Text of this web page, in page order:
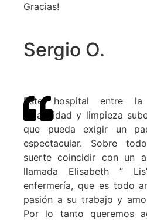
Gracias!
Sergio O.
Este hospital entre la
amabilidad y limpieza
que pueda exigir un
espectacular. Sobre
suerte coincidir con un
llamada Elisabeth ”
enfermería, que es todo
pasión a su trabajo y
Por lo tanto queremos